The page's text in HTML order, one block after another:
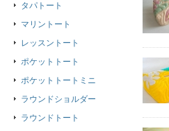
タパトート
マリントート
レッスントート
ポケットトート
ポケットトートミニ
ラウンドショルダー
ラウンドトート